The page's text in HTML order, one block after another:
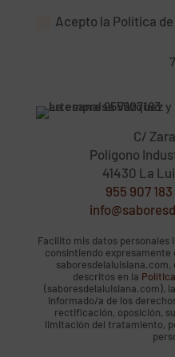
Acepto la Política
C/
Polígono
41430 La
955 907 183
Facilito mis datos personales
consintiendo
descritos en la
(saboresdelaluisiana.com),
informado/a de los
rectificación, oposición,
limitación del tratamiento,